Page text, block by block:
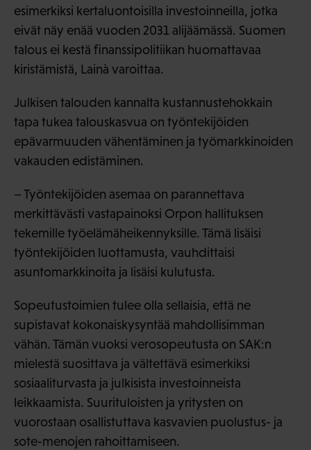
esimerkiksi kertaluontoisilla investoinneilla, jotka
eivät näy enää vuoden 2031 alijäämässä. Suomen
talous ei kestä finanssipolitiikan huomattavaa
kiristämistä, Lainà varoittaa.
Julkisen talouden kannalta kustannustehokkain
tapa tukea talouskasvua on työntekijöiden
epävarmuuden vähentäminen ja työmarkkinoiden
vakauden edistäminen.
– Työntekijöiden asemaa on parannettava
merkittävästi vastapainoksi Orpon hallituksen
tekemille työelämäheikennyksille. Tämä lisäisi
työntekijöiden luottamusta, vauhdittaisi
asuntomarkkinoita ja lisäisi kulutusta.
Sopeutustoimien tulee olla sellaisia, että ne
supistavat kokonaiskysyntää mahdollisimman
vähän. Tämän vuoksi verosopeutusta on SAK:n
mielestä suosittava ja vältettävä esimerkiksi
sosiaaliturvasta ja julkisista investoinneista
leikkaamista. Suurituloisten ja yritysten on
vuorostaan osallistuttava kasvavien puolustus- ja
sote-menojen rahoittamiseen.